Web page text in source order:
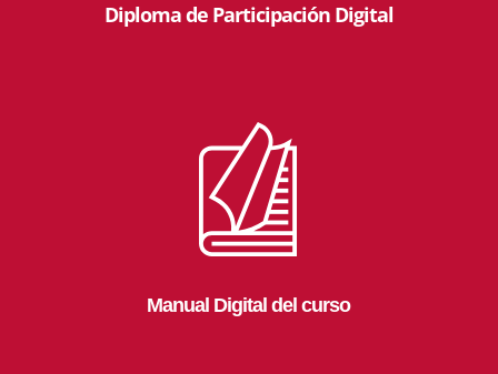
Diploma de Participación Digital
Manual Digital del curso